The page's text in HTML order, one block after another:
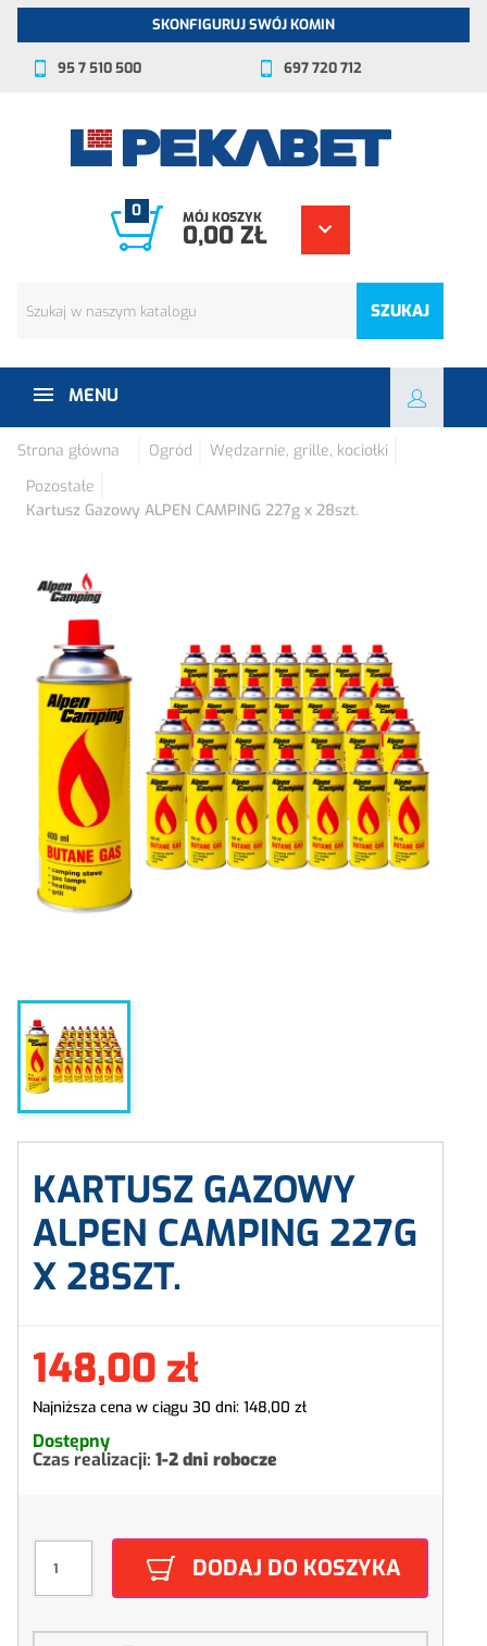
SKONFIGURUJ SWÓJ KOMIN
95 7 510 500 697 720 712
SZUKAJ
0 MÓJ KOSZYK
0,00 ZŁ
MENU
Strona główna Ogród
Wędzarnie, grille, kociołki
Pozostałe
Kartusz Gazowy ALPEN CAMPING 227g x 28szt.
KARTUSZ GAZOWY
ALPEN CAMPING 227G
X 28SZT.
148,00 zł
Najniższa cena w ciągu 30 dni: 148,00 zł
Dostępny
Czas realizacji: 1-2 dni robocze
DODAJ DO KOSZYKA